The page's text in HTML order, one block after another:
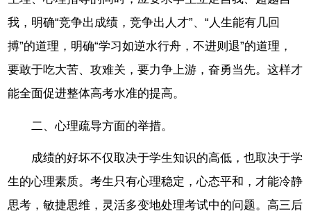
我，明确“竞争出成绩，竞争出人才”、“人生能有几回
搏”的道理，明确“学习如逆水行舟，不进则退”的道理，
要敢于吃大苦、攻难关，要力争上游，奋勇当先。这样才
能全面促进整体高考水准的提高。
二、心理疏导方面的举措。
成绩的好坏不仅取决于学生知识的高低，也取决于学
生的心理素质。考生只有心理稳定，心态平和，才能冷静
思考，敏捷思维，灵活多变地处理考试中的问题。高三后